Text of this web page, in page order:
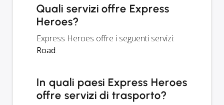
Quali servizi offre Express
Heroes?
Express Heroes offre i seguenti servizi:
Road.
In quali paesi Express Heroes
offre servizi di trasporto?